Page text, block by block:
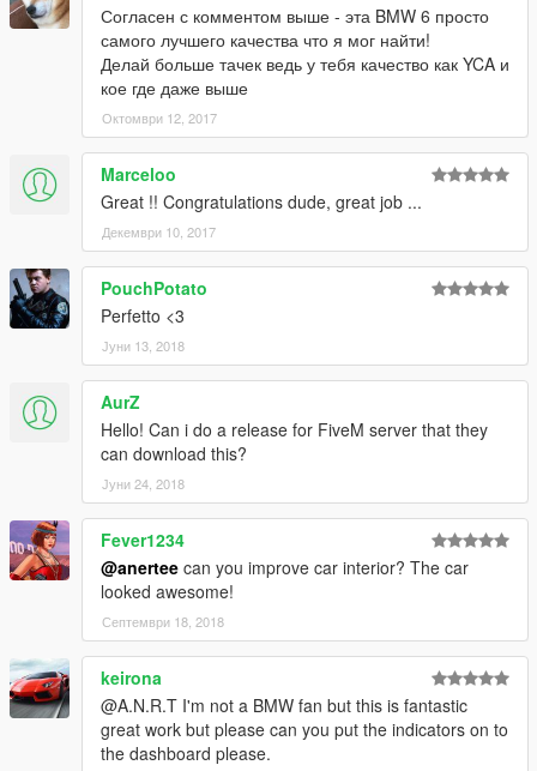
Согласен с комментом выше - эта BMW 6 просто
самого лучшего качества что я мог найти!
Делай больше тачек ведь у тебя качество как YCA и
кое где даже выше
Октомври 12, 2017
Marceloo
Great !! Congratulations dude, great job ...
Декември 10, 2017
PouchPotato
Perfetto <3
Јуни 13, 2018
AurZ
Hello! Can i do a release for FiveM server that they
can download this?
Јуни 24, 2018
Fever1234
@anertee can you improve car interior? The car
looked awesome!
Септември 18, 2018
keirona
@A.N.R.T I'm not a BMW fan but this is fantastic
great work but please can you put the indicators on to
the dashboard please.